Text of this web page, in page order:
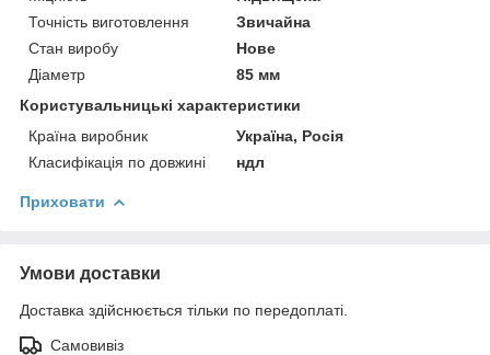
Точність виготовлення
Звичайна
Стан виробу
Нове
Діаметр
85 мм
Користувальницькі характеристики
Країна виробник
Україна, Росія
Класифікація по довжині
ндл
Приховати
Умови доставки
Доставка здійснюється тільки по передоплаті.
Самовивіз